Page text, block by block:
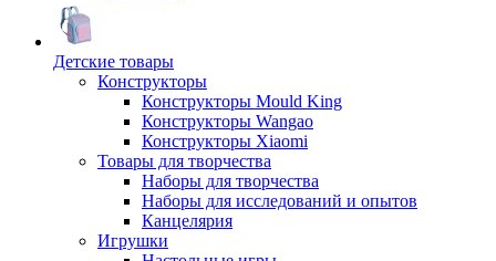
Детские товары
Конструкторы
Конструкторы Mould King
Конструкторы Wangao
Конструкторы Xiaomi
Товары для творчества
Наборы для творчества
Наборы для исследований и опытов
Канцелярия
Игрушки